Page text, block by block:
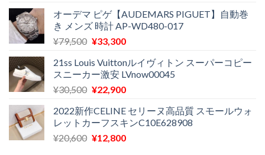
価
格
は
で
し
た。
の
価
格
¥11,500
で
す。
オーデマ ピゲ【AUDEMARS PIGUET】自動巻
き メンズ 時計 AP-WD480-017
¥79,500 元
価
格
は
で
し
た。
¥33,300現
の
価
格
¥33,300
で
す。
21ss Louis Vuittonルイヴィトン スーパーコピー
スニーカー激安 LVnow00045
¥30,500 元
価
格
は
¥22,900現
の
価
格
2022新作CELINE セリーヌ高品質 スモールウォ
レットカーフスキンC10E628908
¥20,600 元
¥12,800現